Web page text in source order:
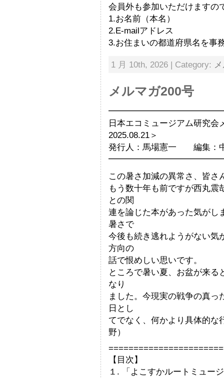
会員外も参加いただけますの
1.お名前（本名）
2.E-mailアドレス
3.お住まいの都道府県名を事
1 月 10th, 2026 | Category:
メルマガ200号
日本エコミュージアム研
2025.08.21＞
発行人：馬場憲一 編集：
この暑さ加減の異常さ、皆さ
もう数十年も前ですが西丸
との関
連を論じた本があった気がし
暑さで
今後も続き逃れようがない気
方向の
話で恨めしい思いです。
ところで暑い夏、お盆が来る
なり
ました。今現実の戦争の真
日とし
てでなく、何かより具体的な
野）
【目次】
１. 「よこすかルートミュー